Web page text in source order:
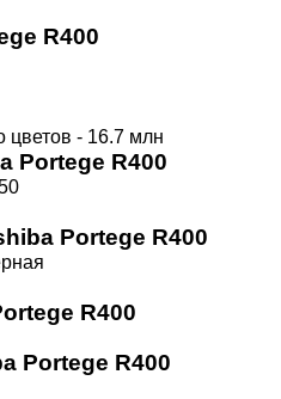
R400
цветов - 16.7 млн
Portege R400
Portege R400
R400
Portege R400